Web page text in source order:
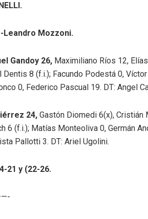
Mozzoni.
Gandoy 26, Maximiliano Ríos 12,
Dentis 8 (f.i.); Facundo Podestá 0,
0, Federico Pascual 19. DT: Angel
24, Gastón Diomedi 6(x), Cristián
6 (f.i.); Matías Monteoliva 0, Germán
Pallotti 3. DT: Ariel Ugolini.
21 y (22-26.